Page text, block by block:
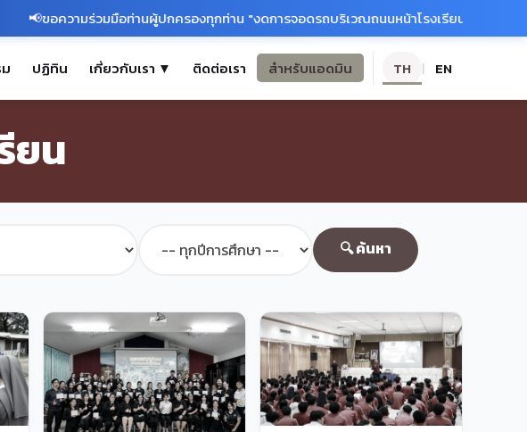
📢ขอความร่วมมือท่านผู้ปกครองทุกท่าน "งดการจอดรถบริเวณถนนหน้าโรงเรียนโดยเด็ดข
ปฏิทิน เกี่ยวกับเรา ▼ ติดต่อเรา สำหรับแอดมิน TH | EN
ยน
🔍 ค้นหา